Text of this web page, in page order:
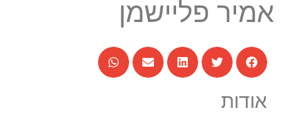
אמיר פליישמן
אודות